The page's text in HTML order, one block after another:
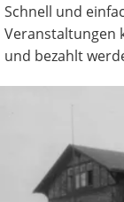
Schnell und
Veranstaltungen
und bezahlt